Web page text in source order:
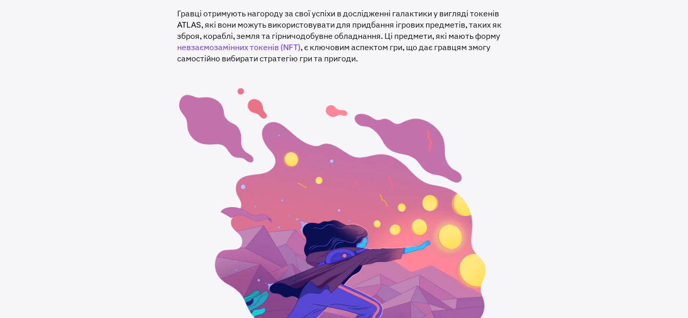
Гравці отримують нагороду за свої успіхи в дослідженні галактики у вигляді токенів
ATLAS, які вони можуть використовувати для придбання ігрових предметів, таких як
зброя, кораблі, земля та гірничодобувне обладнання. Ці предмети, які мають форму
невзаємозамінних токенів (NFT), є ключовим аспектом гри, що дає гравцям змогу
самостійно вибирати стратегію гри та пригоди.